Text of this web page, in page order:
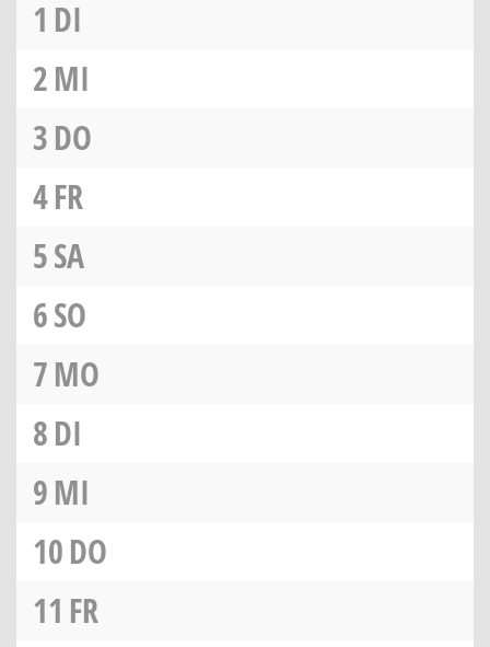
1 DI
2MI
3DO
4FR
5SA
6SO
7MO
8DI
9MI
10DO
11 FR